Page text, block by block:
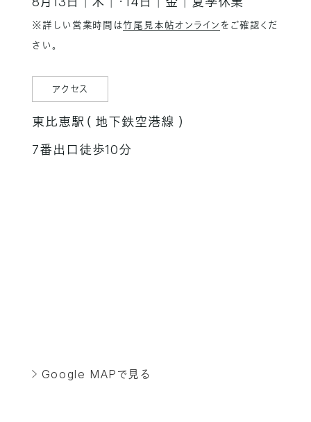
※詳しい営業時間は竹尾見本帖オンライン をご確認くだ
さい。
アクセス
東比恵駅（ 地下鉄空港線 ）
7番出口徒歩10分
Google MAPで見る